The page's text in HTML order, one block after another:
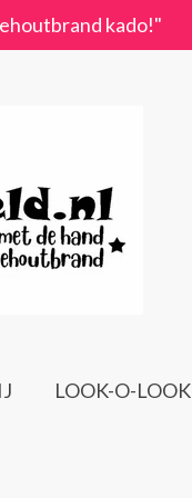
kado!"
LOOK-O-LOOK